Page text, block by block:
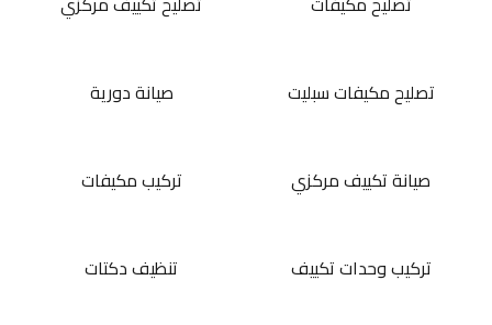
تصليح مكيفات سبليت صيانة دورية
صيانة تكييف مركزي تركيب مكيفات
تركيب وحدات تكييف تنظيف دكتات